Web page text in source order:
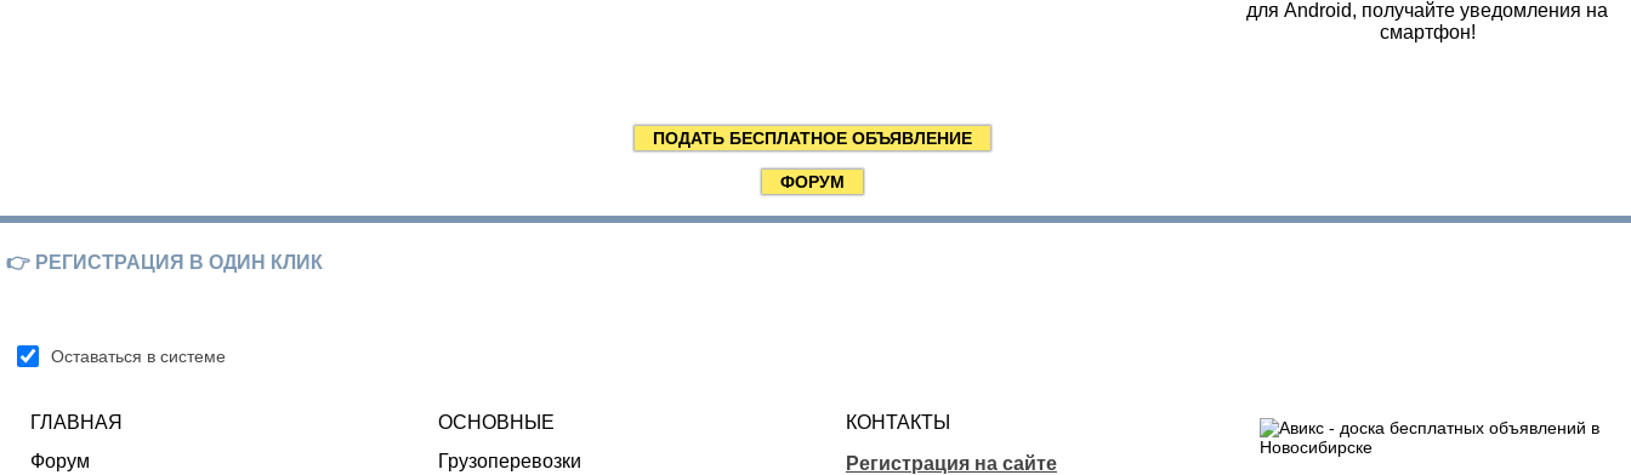
для Android, получайте уведомления на
смартфон!
ПОДАТЬ БЕСПЛАТНОЕ ОБЪЯВЛЕНИЕ
ФОРУМ
👉 РЕГИСТРАЦИЯ В ОДИН КЛИК
Оставаться в системе
ГЛАВНАЯ
Форум
ОСНОВНЫЕ
Грузоперевозки
КОНТАКТЫ
Регистрация на сайте